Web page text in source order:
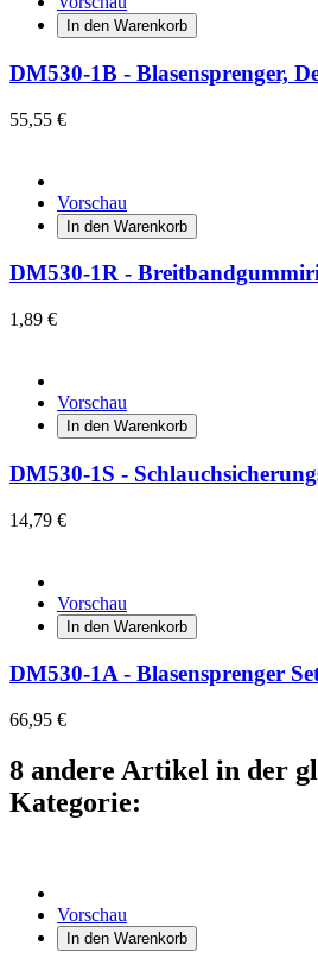
In den Warenkorb
DM530-1B - Blasensprenger,
55,55 €
Vorschau
In den Warenkorb
DM530-1R -
1,89 €
Vorschau
In den Warenkorb
DM530-1S -
14,79 €
Vorschau
In den Warenkorb
DM530-1A - Blasensprenger
66,95 €
8 andere Artikel in der
Kategorie:
Vorschau
In den Warenkorb